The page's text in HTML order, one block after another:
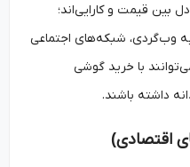
قیمت و کارایی‌اند؛
شبکه‌های اجتماعی
با خرید گوشی
)